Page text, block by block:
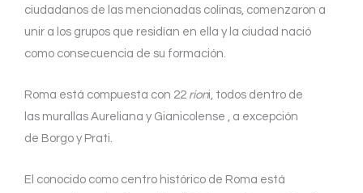
ciudadanos de las mencionadas colinas, comenzaron a
unir a los grupos que residían en ella y la ciudad nació
como consecuencia de su formación.
Roma está compuesta con 22 rioni, todos dentro de
las murallas Aureliana y Gianicolense , a excepción
de Borgo y Prati.
El conocido como centro histórico de Roma está